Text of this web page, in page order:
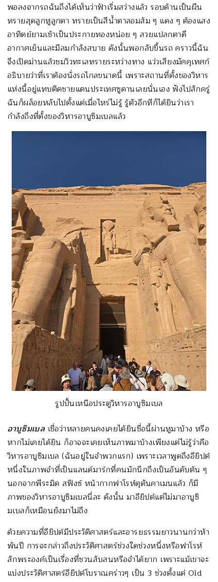
พอลงจากรถฉันถึงได้เห็นว่าฟ้าเริ่มสว่างแล้ว รอบด้านเป็นผืน
ทรายสุดลูกหูลูกตา ทรายเป็นสีน้ำตาลอมส้ม ๆ แดง ๆ ต้องแสง
อาทิตย์ยามเช้าเป็นประกายทองหน่อย ๆ สวยแปลกตาดี
อากาศเย็นและมีลมกำลังสบาย ดังนั้นพอกลับขึ้นรถ คราวนี้ฉัน
จึงเปิดม่านแล้วชมวิวทะเลทรายระหว่างทาง แว่วเสียงมัคคุเทศก์
อธิบายว่าที่เราต้องนั่งรถไกลขนาดนี้ เพราะสถานที่ตั้งของวิหาร
แห่งนี้อยู่แทบติดชายแดนประเทศซูดานเลยนั่นเอง ฟังไปสักครู่
ฉันก็ผล็อยหลับไปตั้งแต่เมื่อไหร่ไม่รู้ รู้ตัวอีกทีก็ได้ยินว่าเรา
กำลังถึงที่ตั้งของวิหารอาบูซิมเบลแล้ว
รูปปั้นเหนือประตูวิหารอาบูซิมเบล
อาบูซิมเบลเชื่อว่าหลายคนคงเคยได้ยินชื่อนี้ผ่านหูมาบ้าง หรือ
หากไม่เคยได้ยิน ก็อาจจะเคยเห็นภาพมาบ้างเพียงแต่ไม่รู้ว่าคือ
วิหารอาบูซิมเบล (ฉันอยู่ในจำพวกแรก) เพราะเวลาพูดถึงอียิปต์
หนึ่งในภาพจำที่เป็นแลนด์มาร์กที่คนมักนึกถึงเป็นอันดับต้น ๆ
นอกจากพีระมิด สฟิงซ์ หน้ากากฟาโรห์ตุตันคาเมนแล้ว ก็มี
ภาพของวิหารอาบูซิมเบลนี่ละ ดังนั้น มาอียิปต์แต่ไม่มาอาบูซิ
มเบลก็เหมือนยังมาไม่ถึง
ด้วยความที่อียิปต์มีประวัติศาสตร์และอารยธรรมยาวนานกว่าห้า
พันปี การจะกล่าวถึงประวัติศาสตร์ช่วงใดช่วงหนึ่งหรือฟาโรห์
สักพระองค์เป็นเรื่องที่ชวนสับสนหรือจำได้ยาก เพราะแม้เขาจะ
แบ่งประวัติศาสตร์อียิปต์โบราณคร่าวๆ เป็น 3 ช่วงตั้งแต่ Old